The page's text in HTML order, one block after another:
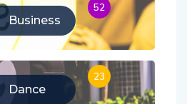
Business
52
Dance
23